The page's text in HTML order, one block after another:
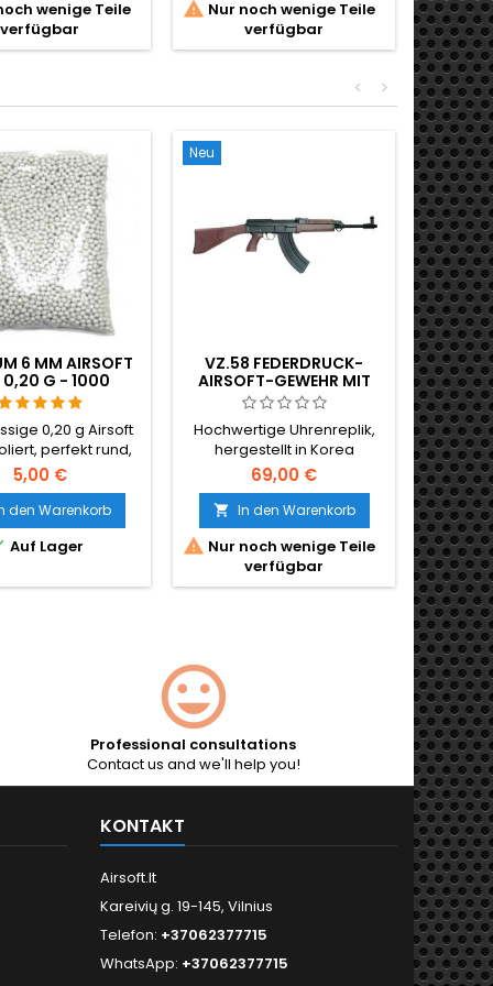
wenige Teile
verfügbar
 Nur noch wenige Teile
verfügbar
Schaft
Metall,
ein
von
FPS
 Nur
>
<
6 MM AIRSOFT
0,20 G - 1000
NICHT
GERADE
0,20 g Airsoft
perfekt rund,
Zuführung
Hop-Up. 1000
für Hi-Caps,
und
Keine
Schießen.
5,00 €
den Warenkorb
Auf Lager
Neu
VZ.58 FEDERDRUCK-
AIRSOFT-GEWEHR MIT
METALLTEILEN
Hochwertige Uhrenreplik,
hergestellt in Korea
69,00 €
 In den Warenkorb
 Nur noch wenige Teile
verfügbar
Professional consultations
Contact us and we'll help you!
KONTAKT
Airsoft.lt
Kareivių g. 19-145, Vilnius
Telefon: +37062377715
WhatsApp: +37062377715